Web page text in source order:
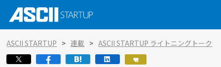
ASCII STARTUP 連載 ASCII STARTUP ライトニングトーク